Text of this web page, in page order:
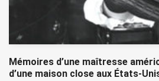
Mémoires d’une maîtresse
d’une maison close aux États-